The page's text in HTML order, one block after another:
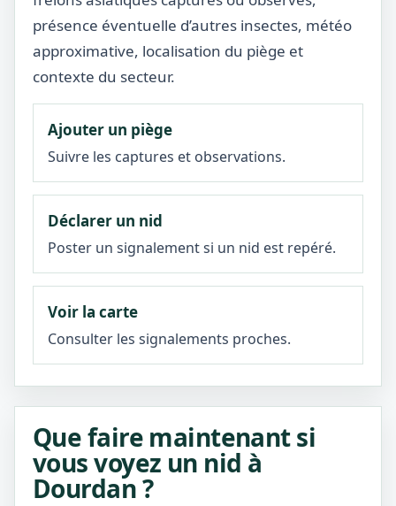
présence éventuelle d’autres insectes, météo
approximative, localisation du piège et
contexte du secteur.
Ajouter un piège
Suivre les captures et observations.
Déclarer un nid
Poster un signalement si un nid est repéré.
Voir la carte
Consulter les signalements proches.
Que faire maintenant si
vous voyez un nid à
Dourdan ?